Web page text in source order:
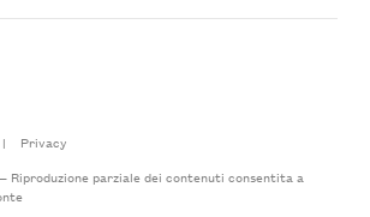
|
Privacy
parziale dei contenuti consentita a